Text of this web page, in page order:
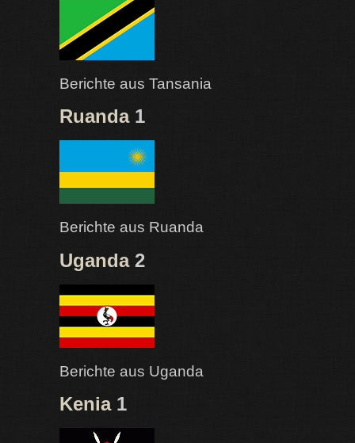
Berichte aus Tansania
Ruanda 1
Berichte aus Ruanda
Uganda 2
Berichte aus Uganda
Kenia 1